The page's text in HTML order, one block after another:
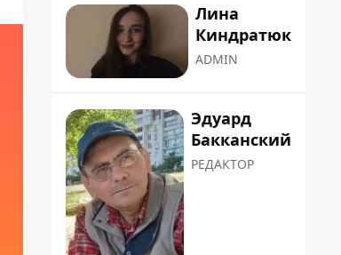
Лина
Киндратюк
ADMIN
Эдуард
Бакканский
РЕДАКТОР